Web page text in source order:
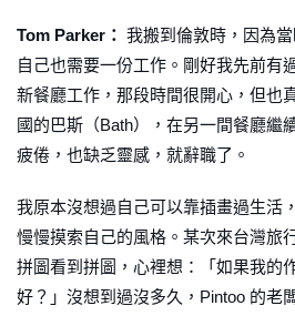
Tom Parker： 我搬到倫敦時，因為
自己也需要一份工作。剛好我先前有
新餐廳工作，那段時間很開心，但也
國的巴斯（Bath），在另一間餐廳繼
疲倦，也缺乏靈感，就辭職了。
我原本沒想過自己可以靠插畫過生活
慢慢摸索自己的風格。某次來台灣旅
拼圖看到拼圖，心裡想：「如果我的
好？」沒想到過沒多久，Pintoo 的老